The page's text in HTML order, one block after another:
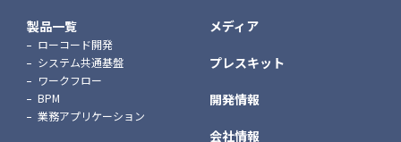
製品一覧
ローコード開発
システム共通基盤
ワークフロー
BPM
業務アプリケーション
メディア
プレスキット
開発情報
会社情報